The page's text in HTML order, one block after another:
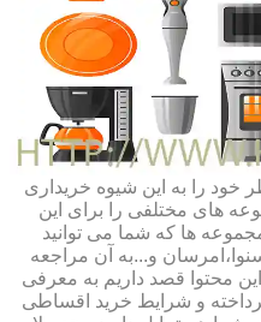
خود را به این شیوه خریداری
های مختلفی را برای این
ها که شما می توانید
و...به آن مراجعه
محتوا قصد داریم به معرفی
و شرایط خرید اقساطی